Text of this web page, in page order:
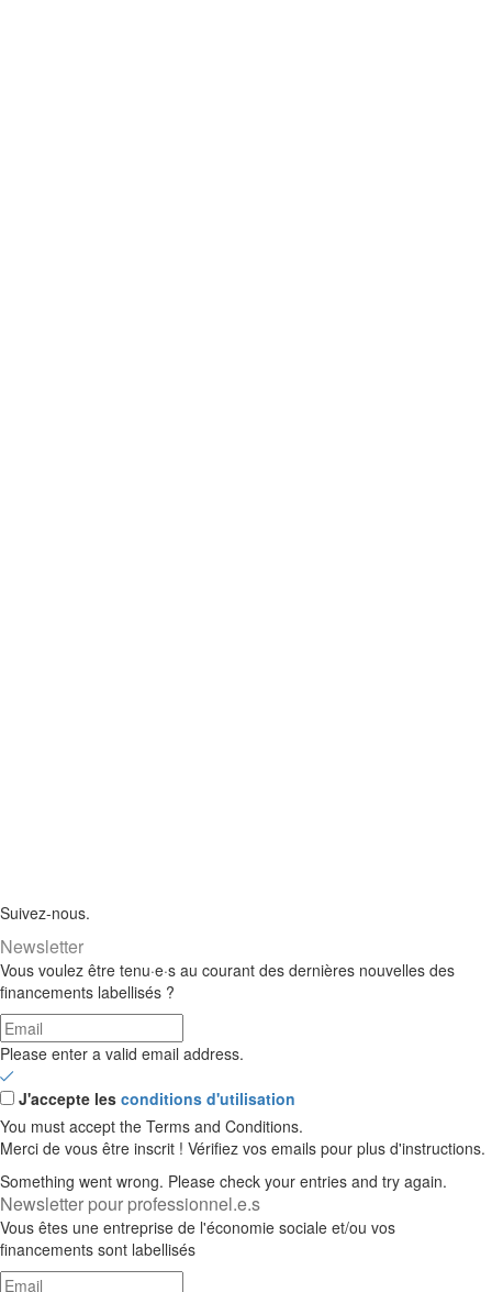
Suivez-nous.
Newsletter
Vous voulez être tenu·e·s au courant des dernières nouvelles des
financements labellisés ?
Please enter a valid email address.
J'accepte les conditions d'utilisation
You must accept the Terms and Conditions.
Merci de vous être inscrit ! Vérifiez vos emails pour plus d'instructions.
Something went wrong. Please check your entries and try again.
Newsletter pour professionnel.e.s
Vous êtes une entreprise de l'économie sociale et/ou vos
financements sont labellisés